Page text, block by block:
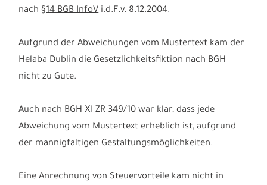
nach §14 BGB InfoVi.d.F.v. 8.12.2004.
Aufgrund der Abweichungen vom Mustertext kam der
Helaba Dublin die Gesetzlichkeitsfiktion nach BGH
nicht zu Gute.
Auch nach BGH XI ZR 349/10 war klar, dass jede
Abweichung vom Mustertext erheblich ist, aufgrund
der mannigfaltigen Gestaltungsmöglichkeiten.
Eine Anrechnung von Steuervorteile kam nicht in